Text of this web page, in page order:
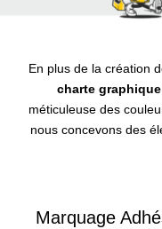
En plus de la création
charte
méticuleuse des
nous concevons des
Marquage